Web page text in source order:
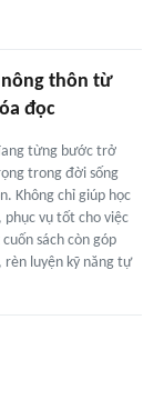
thôn từ
đọc
từng bước trở
trong đời sống
Không chỉ giúp học
phục vụ tốt cho việc
sách còn góp
luyện kỹ năng tự